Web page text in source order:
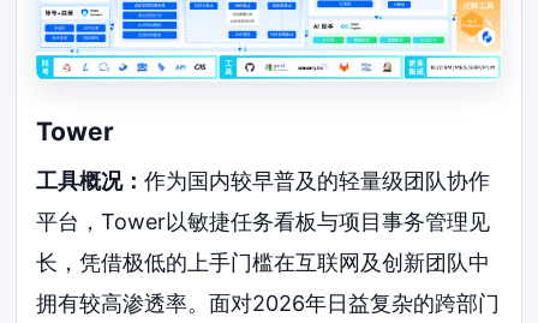
Tower
工具概况：作为国内较早普及的轻量级团队协作
平台，Tower以敏捷任务看板与项目事务管理见
长，凭借极低的上手门槛在互联网及创新团队中
拥有较高渗透率。面对2026年日益复杂的跨部门